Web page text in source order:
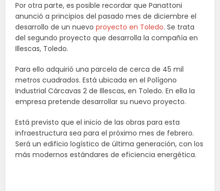
Por otra parte, es posible recordar que Panattoni
anunció a principios del pasado mes de diciembre el
desarrollo de un nuevoproyecto en Toledo. Se trata
del segundo proyecto que desarrolla la compañía en
Illescas, Toledo.
Para ello adquirió una parcela de cerca de 45 mil
metros cuadrados. Está ubicada en el Polígono
Industrial Cárcavas 2 de Illescas, en Toledo. En ella la
empresa pretende desarrollar su nuevo proyecto.
Está previsto que el inicio de las obras para esta
infraestructura sea para el próximo mes de febrero.
Será un edificio logístico de última generación, con los
más modernos estándares de eficiencia energética.